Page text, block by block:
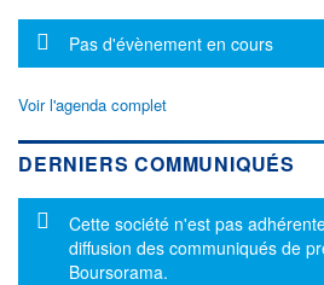
Message d'information
Pas d'évènement en cours
Voir l'agenda complet
DERNIERS COMMUNIQUÉS
Message d'information
Cette société n'est pas
diffusion des communiqués de
Boursorama.